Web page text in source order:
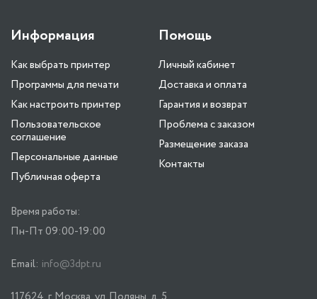
Информация
Как выбрать принтер
Программы для печати
Как настроить принтер
Пользовательское
соглашение
Персональные данные
Публичная оферта
Помощь
Личный кабинет
Доставка и оплата
Гарантия и возврат
Проблема с заказом
Размещение заказа
Контакты
Время работы:
Пн-Пт 09:00-19:00
Email: info@3dpt.ru